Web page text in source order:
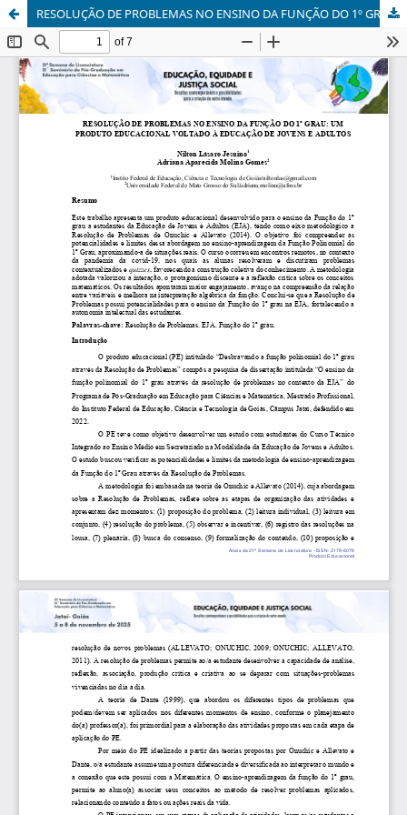
RESOLUÇÃO DE PROBLEMAS NO ENSINO DA FUNÇÃO DO 1º GRAU: UM PRODUTO EDUCACIONAL VOLTADO À EDUCAÇÃO DE JOVENS E ADULTOS